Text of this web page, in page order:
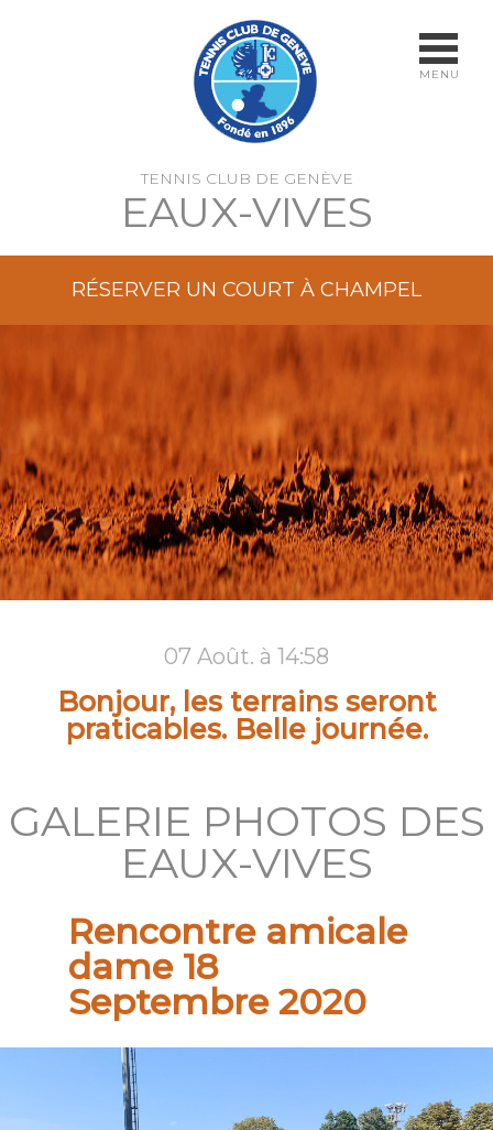
TENNIS CLUB DE GENÈVE
EAUX-VIVES
MENU
RÉSERVER UN COURT À CHAMPEL
Bonjour, les terrains seront
praticables. Belle journée.
07 Août. à 14:58
GALERIE PHOTOS DES
EAUX-VIVES
Rencontre amicale
dame 18
Septembre 2020